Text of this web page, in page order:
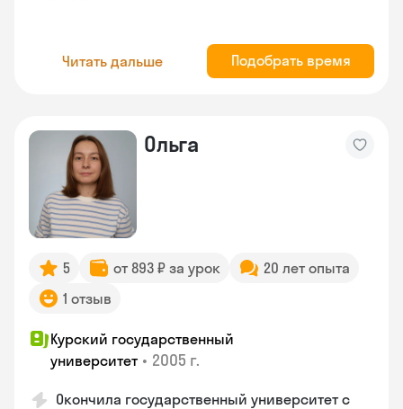
Читать дальше Подобрать время
Ольга
5 от 893 ₽ за урок
20 лет опыта
1 отзыв
Курский государственный
университет • 2005 г.
Окончила государственный университет с